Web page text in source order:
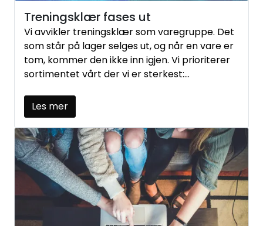
Treningsklær fases ut
Vi avvikler treningsklær som varegruppe. Det
som står på lager selges ut, og når en vare er
tom, kommer den ikke inn igjen. Vi prioriterer
sortimentet vårt der vi er sterkest:
Les mer